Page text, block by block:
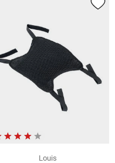
Louis